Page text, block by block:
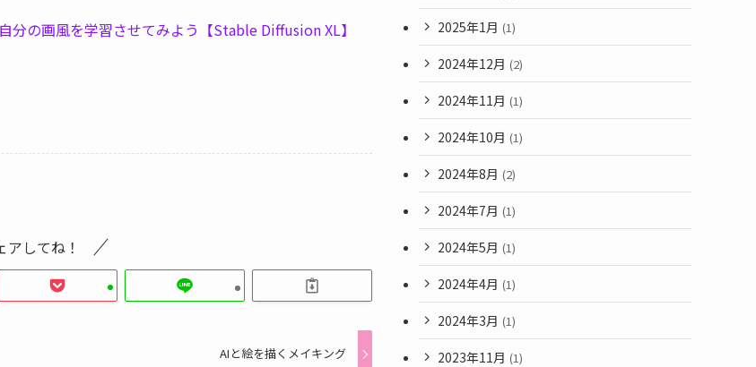
分の画風を学習させてみよう【Stable Diffusion XL】
アしてね！
AIと絵を描くメイキング
2025年1月 (1)
2024年12月 (2)
2024年11月 (1)
2024年10月 (1)
2024年8月 (2)
2024年7月 (1)
2024年5月 (1)
2024年4月 (1)
2024年3月 (1)
2023年11月 (1)